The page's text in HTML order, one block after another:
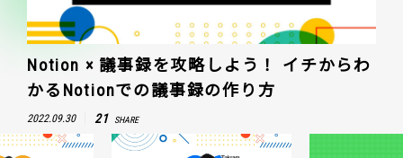
Notion × 議事録を攻略しよう！ イチからわ
かるNotionでの議事録の作り方
2022.09.30 21 SHARE